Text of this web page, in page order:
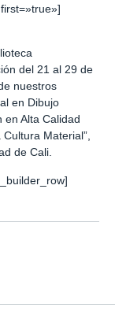
del 21 al 29 de
nuestros
en Dibujo
en Alta Calidad
Material”,
de Cali.